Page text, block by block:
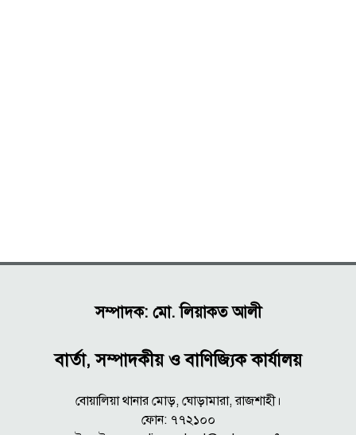
সম্পাদক: মো. লিয়াকত আলী
বার্তা, সম্পাদকীয় ও বাণিজ্যিক কার্যালয়
বোয়ালিয়া থানার মোড়, ঘোড়ামারা, রাজশাহী।
ফোন: ৭৭২১০০